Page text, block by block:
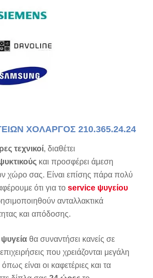
ΧΟΛΑΡΓΟΣ 210.365.24.24
τεχνικοί, διαθέτει
και προσφέρει άμεση
χώρο σας. Είναι επίσης πάρα πολύ
ότι για το service ψυγείου
ανταλλακτικά
και απόδοσης.
θα συναντήσει κανείς σε
που χρειάζονται μεγάλη
είναι οι καφετέριες και τα